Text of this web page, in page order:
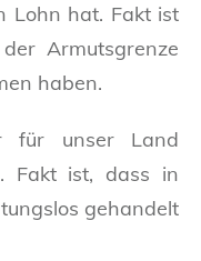
Lohn hat. Fakt ist
Armutsgrenze
haben.
für unser Land
Fakt ist, dass in
gehandelt